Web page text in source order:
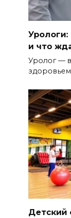
Урологи:
и что
Уролог —
Детский